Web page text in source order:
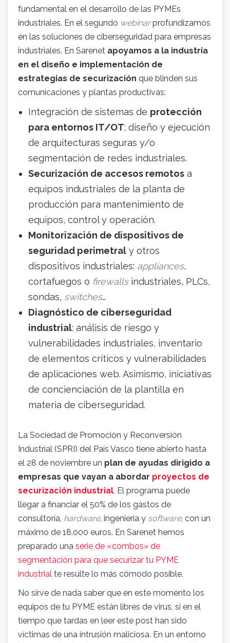
fundamental en el desarrollo de las PYMEs
industriales. En el segundo webinarprofundizamos
en las soluciones de ciberseguridad para empresas
industriales. En Sarenet apoyamos a la industria
en el diseño e implementación de
estrategias de securización que blinden sus
comunicaciones y plantas productivas:
Integración de sistemas de protección
para entornos IT/OT; diseño y ejecución
de arquitecturas seguras y/o
segmentación de redes industriales.
Securización de accesos remotos a
equipos industriales de la planta de
producción para mantenimiento de
equipos, control y operación.
Monitorización de dispositivos de
seguridad perimetral y otros
dispositivos industriales: appliances,
cortafuegos o firewalls industriales, PLCs,
sondas, switches…
Diagnóstico de ciberseguridad
industrial: análisis de riesgo y
vulnerabilidades industriales, inventario
de elementos críticos y vulnerabilidades
de aplicaciones web. Asimismo, iniciativas
de concienciación de la plantilla en
materia de ciberseguridad.
La Sociedad de Promoción y Reconversión
Industrial (SPRI) del País Vasco tiene abierto hasta
el 28 de noviembre un plan de ayudas dirigido a
empresas que vayan a abordar proyectos de
securización industrial. El programa puede
llegar a financiar el 50% de los gastos de
consultoría, hardware, ingeniería y software, con un
máximo de 18.000 euros. En Sarenet hemos
preparado una serie de «combos» de
segmentación para que securizar tu PYME
industrial te resulte lo más cómodo posible.
No sirve de nada saber que en este momento los
equipos de tu PYME están libres de virus, si en el
tiempo que tardas en leer este post han sido
víctimas de una intrusión maliciosa. En un entorno